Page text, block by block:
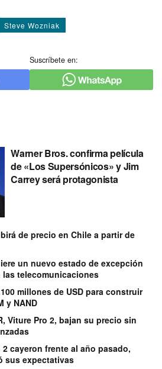
Steve Wozniak
Suscríbete en:
Warner Bros. confirma película
de «Los Supersónicos» y Jim
Carrey será protagonista
de precio en Chile a partir de
un nuevo estado de excepción
telecomunicaciones
millones de USD para construir
y NAND
Viture Pro 2, bajan su precio sin
cayeron frente al año pasado,
sus expectativas